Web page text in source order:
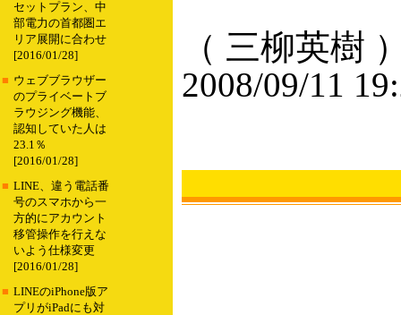
セットプラン、中
部電力の首都圏エ
リア展開に合わせ
[2016/01/28]
■ ウェブブラウザー
のプライベートブ
ラウジング機能、
認知していた人は
23.1％
[2016/01/28]
■ LINE、違う電話番
号のスマホから一
方的にアカウント
移管操作を行えな
いよう仕様変更
[2016/01/28]
■ LINEのiPhone版ア
プリがiPadにも対
（ 三柳英樹
2008/09/11